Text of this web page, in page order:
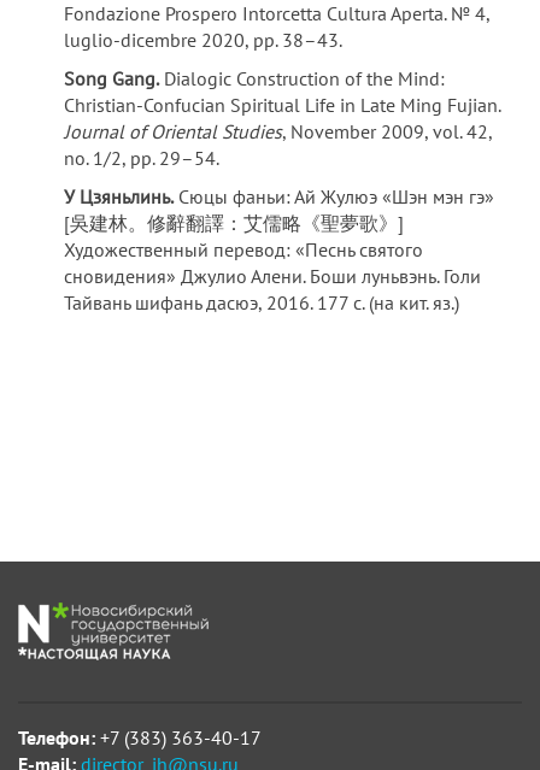
Fondazione Prospero Intorcetta Cultura Aperta. № 4,
luglio-dicembre 2020, pp. 38–43.
Song Gang.Dialogic Construction of the Mind:
Christian-Confucian Spiritual Life in Late Ming Fujian.
Journal of Oriental Studies, November 2009, vol. 42,
no. 1/2, pp. 29–54.
У Цзяньлинь.Сюцы фаньи: Ай Жулюэ «Шэн мэн гэ»
[吳建林。修辭翻譯：艾儒略《聖夢歌》]
Художественный перевод: «Песнь святого
сновидения» Джулио Алени. Боши луньвэнь. Голи
Тайвань шифань дасюэ, 2016. 177 с. (на кит. яз.)
Телефон: +7 (383) 363-40-17
E-mail: director_ih@nsu.ru